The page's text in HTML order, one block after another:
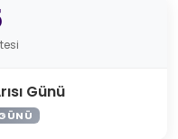
Günü